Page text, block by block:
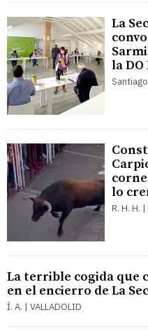
La
la DO
lo
R. H. H.
La terrible cogida que
en el encierro de La
Í. A. | VALLADOLID